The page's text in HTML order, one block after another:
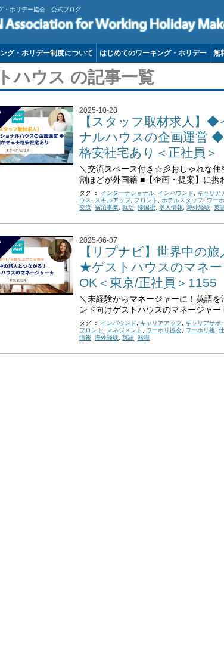
・ホリデー協会 公式ブログ
グ・ホリデー制度について はじめてのワーキング・ホリデー 無
ハウス の記事一覧
2025-10-28
【スタッフ取材求人】◆
ナルハウスの企画運営
格安社宅あり＜正社員＞
＼交流スペース付き☆彡おしゃれな住
割ほどが外国籍 ■【企画・提案】に
タグ ： インターナショナル, インバウンド, キャリア
ウス, スキルアップ, フロント ,ホテルスタッフ, ワー
交流,宿泊事業,就活,帰国後,求人情報,海外経験,英
2025-06-07
【リプナビ】世界中の
★ゲストハウスのマネ
OK＜東京/正社員＞1155
＼未経験からマネージャーに！英語
ンド向けゲストハウスのマネージャ
タグ ： インバウンド, キャリアアップ, キャリアサポ
フロント ,マネジメント , ワーホリ協会, ワーホリ後,
情報,海外経験,英語,転職